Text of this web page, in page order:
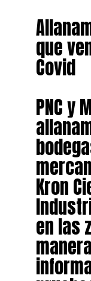
que
Covid
PNC y
Kron
en las